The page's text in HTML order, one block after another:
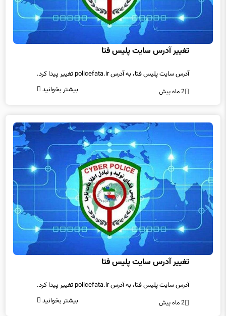
تغییر آدرس سایت پلیس فتا
آدرس سایت پلیس فتا، به آدرس policefata.ir تغییر پیدا کرد.
2 ماه پیش بیشتر بخوانید
تغییر آدرس سایت پلیس فتا
آدرس سایت پلیس فتا، به آدرس policefata.ir تغییر پیدا کرد.
2 ماه پیش بیشتر بخوانید